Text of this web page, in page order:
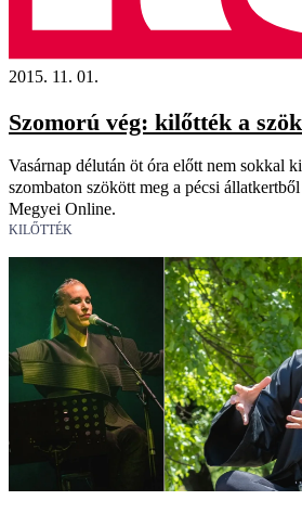
2015. 11. 01.
Szomorú vég: kilőtték a
Vasárnap délután öt óra előtt nem sokkal
szombaton szökött meg a pécsi
Megyei Online.
KILŐTTÉK